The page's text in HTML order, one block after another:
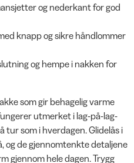
og nederkant for god
knapp og sikre håndlommer
og hempe i nakken for
som gir behagelig varme
utmerket i lag-på-lag-
tur som i hverdagen. Glidelås i
og de gjennomtenkte detaljene
gjennom hele dagen. Trygg